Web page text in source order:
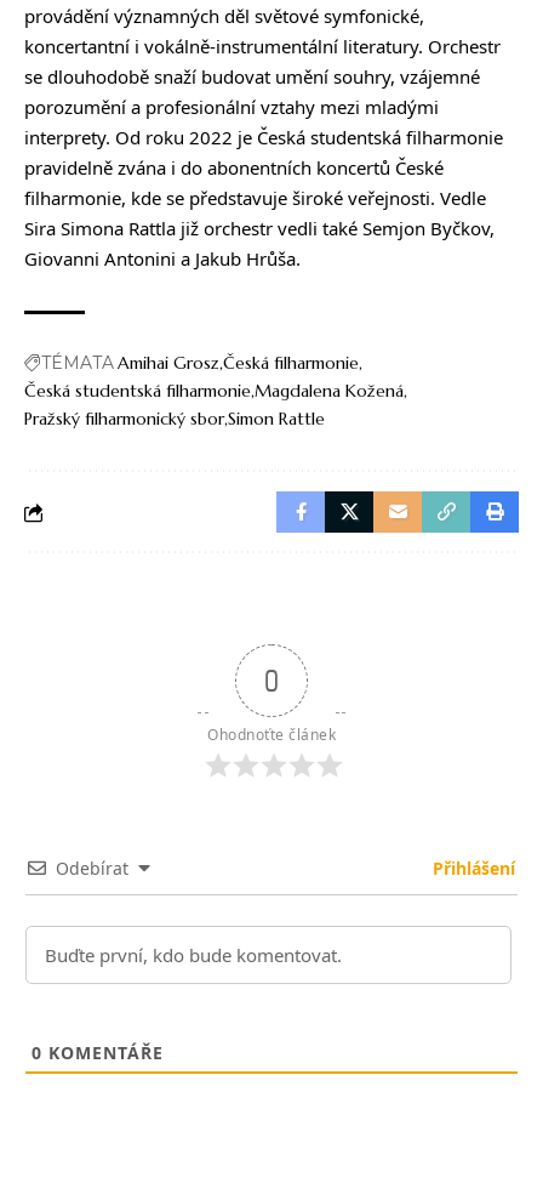
provádění významných děl světové symfonické,
koncertantní i vokálně-instrumentální literatury. Orchestr
se dlouhodobě snaží budovat umění souhry, vzájemné
porozumění a profesionální vztahy mezi mladými
interprety. Od roku 2022 je Česká studentská filharmonie
pravidelně zvána i do abonentních koncertů České
filharmonie, kde se představuje široké veřejnosti. Vedle
Sira Simona Rattla již orchestr vedli také Semjon Byčkov,
Giovanni Antonini a Jakub Hrůša.
TÉMATAAmihai Grosz Česká filharmonie
Česká studentská filharmonieMagdalena Kožená
Pražský filharmonický sborSimon Rattle
0
Ohodnoťte článek
Odebírat Přihlášení
0 KOMENTÁŘE